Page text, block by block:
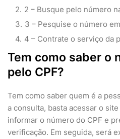
2 – Busque pelo número
3 – Pesquise o número
4 – Contrate o serviço da
Tem como saber o
pelo CPF?
Tem como saber quem é a
a consulta, basta acessar o
informar o número do CPF e
verificação. Em seguida, será